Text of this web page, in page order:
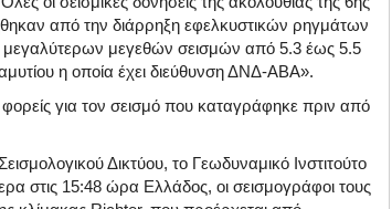
από την διάρρηξη εφελκυστικών ρηγμάτων
μεγαλύτερων μεγεθών σεισμών από 5.3 έως 5.5
η οποία έχει διεύθυνση ΔΝΔ-ΑΒΑ».
για τον σεισμό που καταγράφηκε πριν από
Δικτύου, το Γεωδυναμικό Ινστιτούτο
στις 15:48 ώρα Ελλάδος, οι σεισμογράφοι τους